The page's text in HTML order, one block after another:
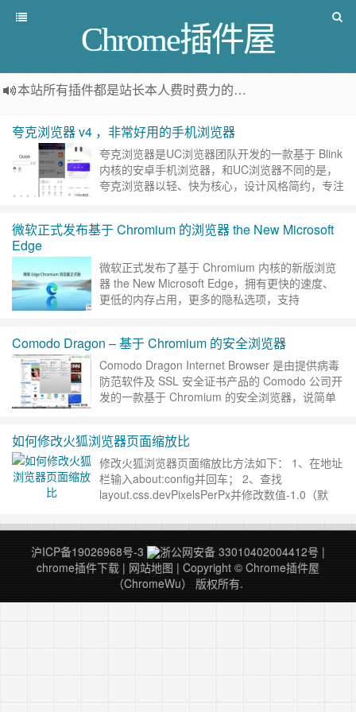
Chrome插件屋
本站所有插件都是站长本人费时费力的人工筛选推荐
夸克浏览器 v4 ，非常好用的手机浏览器
夸克浏览器是UC浏览器团队开发的一款基于 Blink
内核的安卓手机浏览器，和UC浏览器不同的是，
夸克浏览器以轻、快为核心，设计风格简约，专注
微软正式发布基于 Chromium 的浏览器 the New Microsoft
Edge
微软正式发布了基于 Chromium 内核的新版浏览
器 the New Microsoft Edge，拥有更快的速度、
更低的内存占用，更多的隐私选项，支持
Comodo Dragon – 基于 Chromium 的安全浏览器
Comodo Dragon Internet Browser 是由提供病毒
防范软件及 SSL 安全证书产品的 Comodo 公司开
发的一款基于 Chromium 的安全浏览器，说简单
如何修改火狐浏览器页面缩放比
修改火狐浏览器页面缩放比方法如下： 1、在地址
栏输入about:config并回车； 2、查找
layout.css.devPixelsPerPx并修改数值-1.0（默
»
沪ICP备19026968号-3
浙公网安备 33010402004412号 |
chrome插件下载 | 网站地图 | Copyright © Chrome插件屋
（ChromeWu） 版权所有.